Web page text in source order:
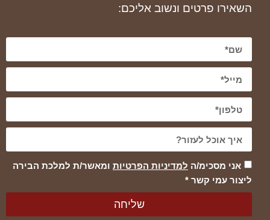
השאירו פרטים ונשוב אליכם:
אני מסכימ/ה למדיניות הפרטיות ומאשר/ת למלכת הבירה
ליצור עמי קשר *
שליחה